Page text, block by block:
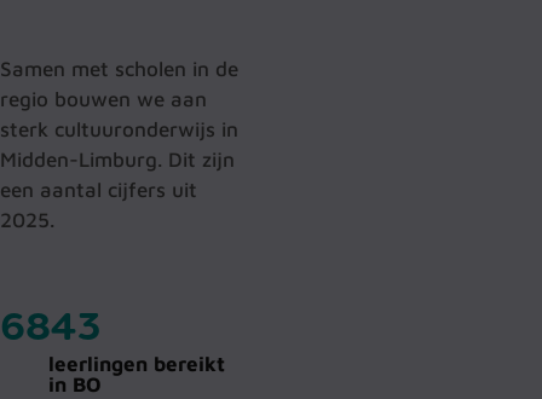
Samen met scholen in de
regio bouwen we aan
sterk cultuuronderwijs in
Midden-Limburg. Dit zijn
een aantal cijfers uit
2025.
6844
leerlingen bereikt
in BO